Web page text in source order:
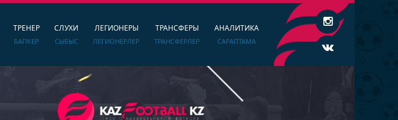
ТРЕНЕР
БАПКЕР
СЛУХИ
СЫБЫС
ЛЕГИОНЕРЫ
ЛЕГИОНЕРЛЕР
ТРАНСФЕРЫ
ТРАНСФЕРЛЕР
АНАЛИТИКА
САРАПТАМА